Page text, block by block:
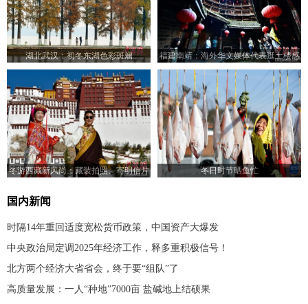
湖北武汉：初冬东湖色彩斑斓
福建南靖：海外华文媒体代表逛土楼感
受“世遗”文化
冬游西藏新风尚：藏装拍照、寄明信片
冬日时节晒鱼忙
国内新闻
时隔14年重回适度宽松货币政策，中国资产大爆发
中央政治局定调2025年经济工作，释多重积极信号！
北方两个经济大省省会，终于要“组队”了
高质量发展：一人“种地”7000亩 盐碱地上结硕果